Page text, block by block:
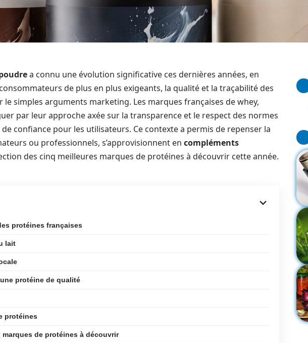
a connu une évolution significative ces dernières années, en
de plus en plus exigeants, la qualité et la traçabilité des
simples arguments marketing. Les marques françaises de whey,
par leur approche axée sur la transparence et le respect des normes
confiance pour les utilisateurs. Ce contexte a permis de repenser la
ou professionnels, s’approvisionnent en compléments
des cinq meilleures marques de protéines à découvrir cette année.
protéines françaises
lait
protéine de qualité
protéines
de protéines à découvrir